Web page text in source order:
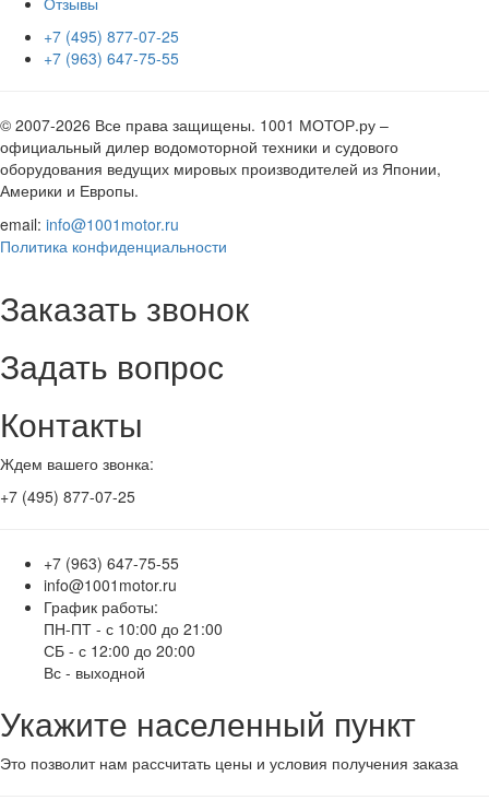
+7 (495) 877-07-25
+7 (963) 647-75-55
© 2007-2026 Все права защищены. 1001 МОТОР.ру –
официальный дилер водомоторной техники и судового
оборудования ведущих мировых производителей из Японии,
Америки и Европы.
email: info@1001motor.ru
Политика конфиденциальности
Заказать звонок
Задать вопрос
Контакты
Ждем вашего звонка:
+7 (495) 877-07-25
+7 (963) 647-75-55
info@1001motor.ru
График работы:
ПН-ПТ - с 10:00 до 21:00
СБ - с 12:00 до 20:00
Вс - выходной
Укажите населенный пункт
Это позволит нам рассчитать цены и условия получения заказа